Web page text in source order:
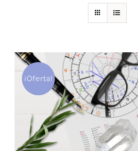
ACERCA
CONTACTO
Carrito
¡Oferta!